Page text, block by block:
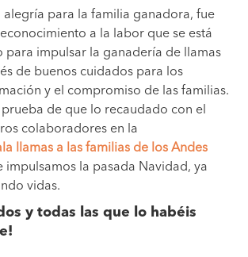
alegría para la familia ganadora, fue
a la labor que se está
para impulsar la ganadería de llamas
de buenos cuidados para los
y el compromiso de las familias.
de que lo recaudado con el
colaboradores en la
llamas a las familias de los Andes
impulsamos la pasada Navidad, ya
vidas.
y todas las que lo habéis